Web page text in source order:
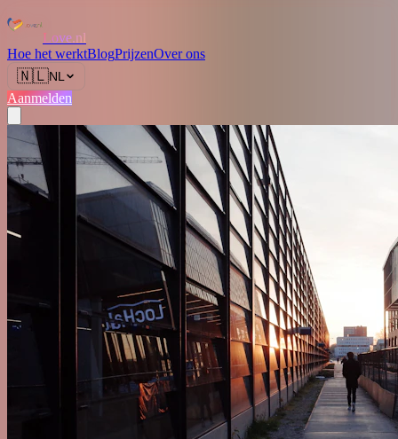
Love.nl
Hoe het werktBlogPrijzenOver ons
🇳🇱NL
Aanmelden